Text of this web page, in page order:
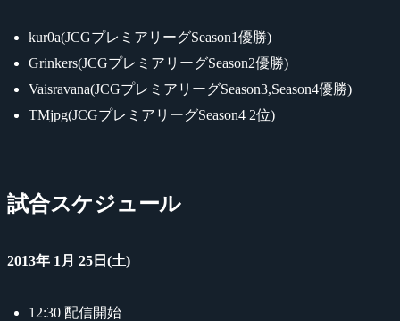
kur0a(JCGプレミアリーグSeason1優勝)
Grinkers(JCGプレミアリーグSeason2優勝)
Vaisravana(JCGプレミアリーグSeason3,Season4優勝)
TMjpg(JCGプレミアリーグSeason4 2位)
試合スケジュール
2013年 1月 25日(土)
12:30 配信開始